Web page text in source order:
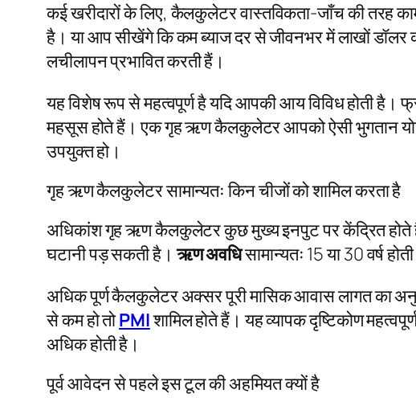
कई खरीदारों के लिए, कैलकुलेटर वास्तविकता-जाँच की तरह
है। या आप सीखेंगे कि कम ब्याज दर से जीवनभर में लाखों डॉलर
लचीलापन प्रभावित करती हैं।
यह विशेष रूप से महत्वपूर्ण है यदि आपकी आय विविध होती है।
महसूस होते हैं। एक गृह ऋण कैलकुलेटर आपको ऐसी भुगतान
उपयुक्त हो।
गृह ऋण कैलकुलेटर सामान्यतः किन चीजों को शामिल करता है
अधिकांश गृह ऋण कैलकुलेटर कुछ मुख्य इनपुट पर केंद्रित
घटानी पड़ सकती है।ऋण अवधिसामान्यतः 15 या 30 वर्ष
अधिक पूर्ण कैलकुलेटर अक्सर पूरी मासिक आवास लागत का
से कम हो तोPMIशामिल होते हैं। यह व्यापक दृष्टिकोण
अधिक होती है।
पूर्व आवेदन से पहले इस टूल की अहमियत क्यों है